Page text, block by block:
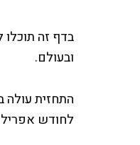
בדף זה
ובעולם.
התחזית עולה
לחודש אפריל